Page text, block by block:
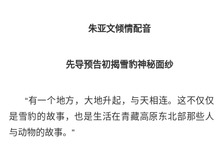
朱亚文倾情配音
先导预告初揭雪豹神秘面纱
“有一个地方，大地升起，与天相连。这不仅仅
是雪豹的故事，也是生活在青藏高原东北部那些人
与动物的故事。”